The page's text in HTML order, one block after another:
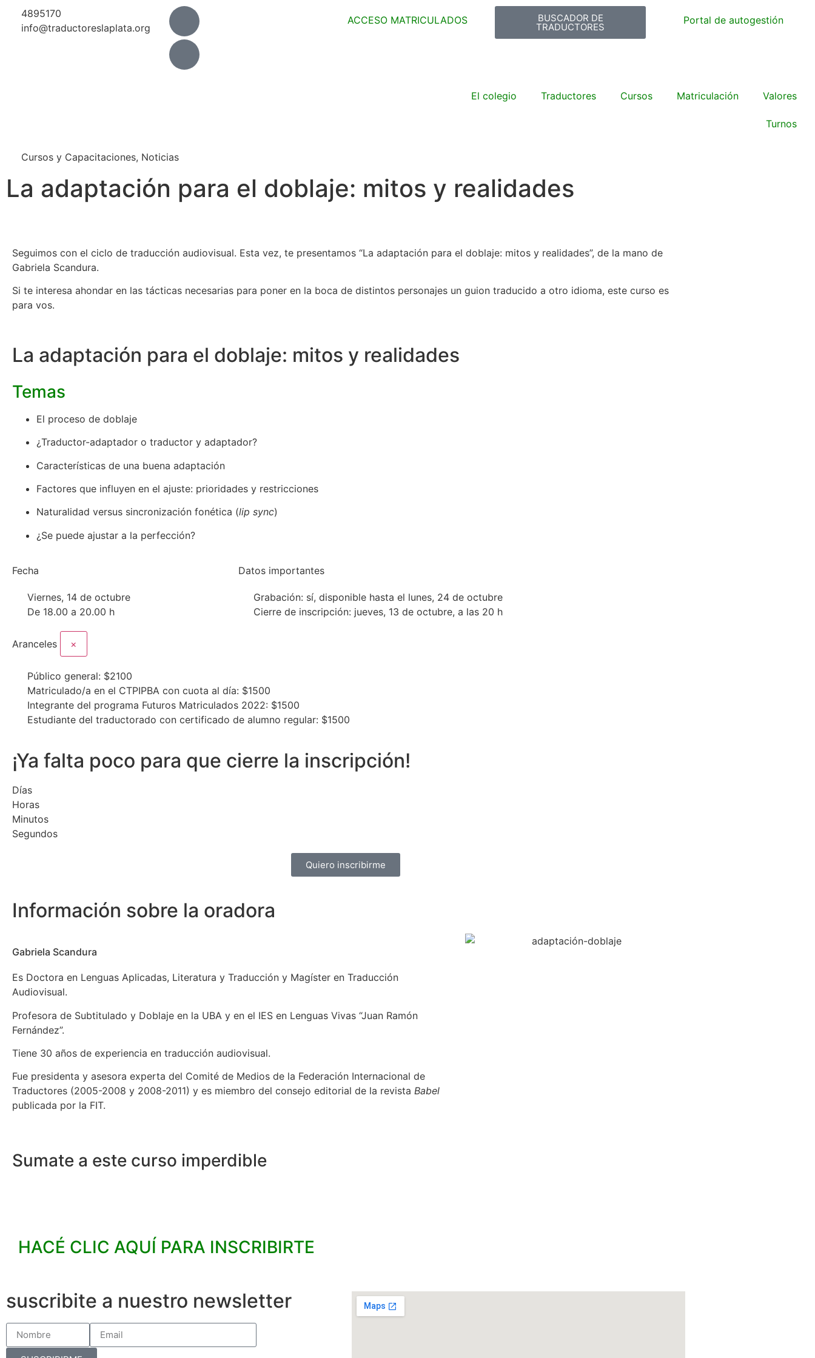
4895170
info@traductoreslaplata.org
ACCESO MATRICULADOS BUSCADOR DE
TRADUCTORES
Portal de autogestión
El colegio Traductores Cursos Matriculación Valores
Turnos
Cursos y Capacitaciones, Noticias
La adaptación para el doblaje: mitos y realidades
Seguimos con el ciclo de traducción audiovisual. Esta vez, te presentamos “La adaptación para el doblaje: mitos y realidades”, de la mano de
Gabriela Scandura.
Si te interesa ahondar en las tácticas necesarias para poner en la boca de distintos personajes un guion traducido a otro idioma, este curso es
para vos.
La adaptación para el doblaje: mitos y realidades
Temas
El proceso de doblaje
¿Traductor-adaptador o traductor y adaptador?
Características de una buena adaptación
Factores que influyen en el ajuste: prioridades y restricciones
Naturalidad versus sincronización fonética (lip sync)
¿Se puede ajustar a la perfección?
Fecha
Viernes, 14 de octubre
De 18.00 a 20.00 h
Datos importantes
Grabación: sí, disponible hasta el lunes, 24 de octubre
Cierre de inscripción: jueves, 13 de octubre, a las 20 h
Aranceles ×
Público general: $2100
Matriculado/a en el CTPIPBA con cuota al día: $1500
Integrante del programa Futuros Matriculados 2022: $1500
Estudiante del traductorado con certificado de alumno regular: $1500
¡Ya falta poco para que cierre la inscripción!
Días
Horas
Minutos
Segundos
Quiero inscribirme
Información sobre la oradora
Gabriela Scandura
Es Doctora en Lenguas Aplicadas, Literatura y Traducción y Magíster en Traducción
Audiovisual.
Profesora de Subtitulado y Doblaje en la UBA y en el IES en Lenguas Vivas “Juan Ramón
Fernández”.
Tiene 30 años de experiencia en traducción audiovisual.
Fue presidenta y asesora experta del Comité de Medios de la Federación Internacional de
Traductores (2005-2008 y 2008-2011) y es miembro del consejo editorial de la revista Babel
publicada por la FIT.
Sumate a este curso imperdible
HACÉ CLIC AQUÍ PARA INSCRIBIRTE
suscribite a nuestro newsletter